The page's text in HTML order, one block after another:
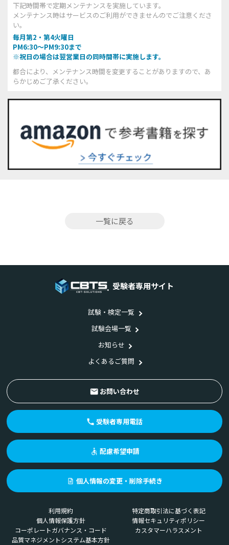
下記時間帯で定期メンテナンスを実施しています。
メンテナンス時はサービスのご利用ができませんのでご注意くださ
い。
毎月第2・第4火曜日
PM6:30～PM9:30まで
※祝日の場合は翌営業日の同時間帯に実施します。
都合により、メンテナンス時間を変更することがありますので、あ
らかじめご了承ください。
一覧に戻る
受験者専用サイト
試験・検定一覧
試験会場一覧
お知らせ
よくあるご質問
お問い合わせ
受験者専用電話
配慮希望申請
個人情報の変更・削除手続き
利用規約
特定商取引法に基づく表記
個人情報保護方針
情報セキュリティポリシー
コーポレートガバナンス・コード
カスタマーハラスメント
品質マネジメントシステム基本方針